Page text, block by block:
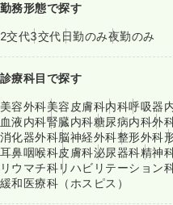
勤務形態で探す
2交代3交代日勤のみ夜勤のみ
診療科目で探す
美容外科美容皮膚科内科呼吸器
血液内科腎臓内科糖尿病内科外
消化器外科脳神経外科整形外科
耳鼻咽喉科皮膚科泌尿器科精神
リウマチ科リハビリテーション
緩和医療科（ホスピス）